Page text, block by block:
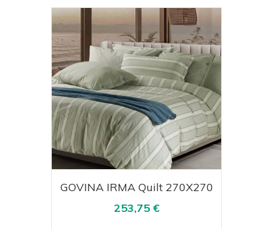
Acquista Visualizza
GOVINA IRMA Quilt 270X270
253,75 €